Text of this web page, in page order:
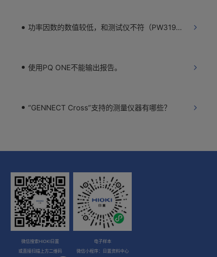
功率因数的数值较低，和测试仪不符（PW3198）
使用PQ ONE不能输出报告。
“GENNECT Cross”支持的测量仪器有哪些？
微信搜索HIOKI日置
或直接扫描上方二维码
电子样本
微信小程序：日置资料中心